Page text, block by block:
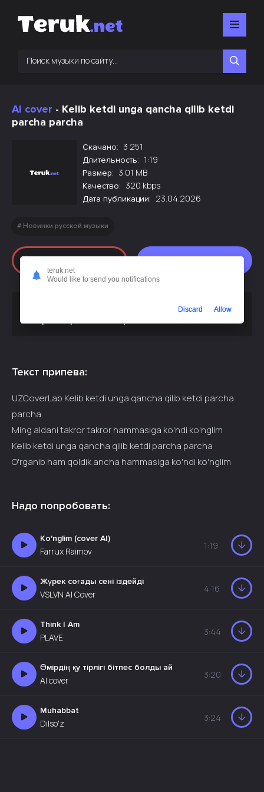
AI cover - Kelib ketdi unga qancha qilib ketdi
parcha parcha
Скачано: 3 251
Длительность: 1:19
Размер: 3.01 MB
Качество: 320 kbps
Дата публикации: 23.04.2026
Новинки русской музыки
AI cover - Kelib ketdi unga qancha qilib
ketdi parcha parcha
Текст припева:
UZCoverLab Kelib ketdi unga qancha qilib ketdi parcha
parcha
Ming aldani takror takror hammasiga ko'ndi ko'nglim
Kelib ketdi unga qancha qilib ketdi parcha parcha
O'rganib ham qoldik ancha hammasiga ko'ndi ko'nglim
Надо попробовать:
Ko'nglim (cover AI)
Farrux Raimov
1:19
Жүрек соғады сені іздейді
VSLVN AI Cover
4:16
Think I Am
PLAVE
3:44
Өмірдің қу тірлігі бітпес болды ай
AI cover
3:20
Muhabbat
Dilso'z
3:24
teruk.net
Would like to send you notifications
Discard Allow